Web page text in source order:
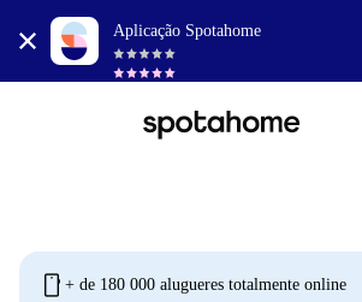
Aplicação Spotahome
mobile + de 180 000 alugueres totalmente online